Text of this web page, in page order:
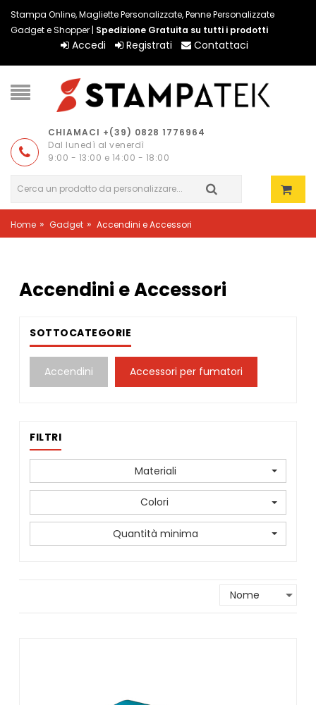
Stampa Online, Magliette Personalizzate, Penne Personalizzate
Gadget e Shopper | Spedizione Gratuita su tutti i prodotti
Accedi Registrati Contattaci
CHIAMACI +(39) 0828 1776964
Dal lunedì al venerdì
9:00 - 13:00 e 14:00 - 18:00
Home » Gadget » Accendini e Accessori
Accendini e Accessori
SOTTOCATEGORIE
Accendini Accessori per fumatori
FILTRI
Materiali
Colori
Quantità minima